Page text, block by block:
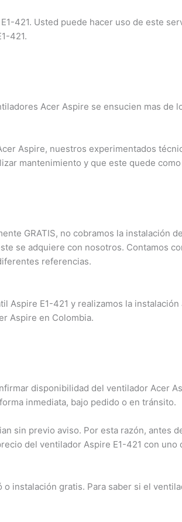
421. Usted puede hacer uso de este
421.
Acer Aspire se ensucien mas de
Aspire, nuestros experimentados
mantenimiento y que este quede
GRATIS, no cobramos la instalación
se adquiere con nosotros. Contamos
referencias.
Aspire E1-421 y realizamos la instalación
Aspire en Colombia.
disponibilidad del ventilador Acer
inmediata, bajo pedido o en tránsito.
sin previo aviso. Por esta razón, antes
del ventilador Aspire E1-421 con uno
instalación gratis. Para saber si el